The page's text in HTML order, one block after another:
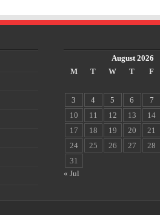
August 2026
M
T W T F
3
4 5 6 7
10
11 12 13 14
17
18 19 20 21
24
25 26 27 28
31
« Jul